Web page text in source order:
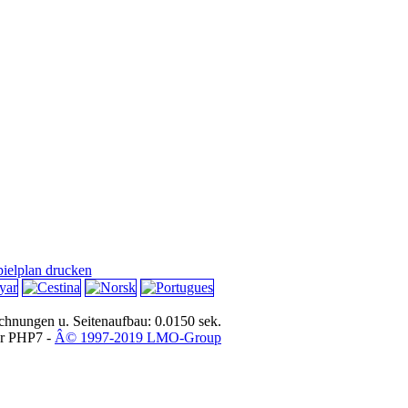
drucken
u. Seitenaufbau: 0.0150 sek.
PHP7 - Â© 1997-2019 LMO-Group